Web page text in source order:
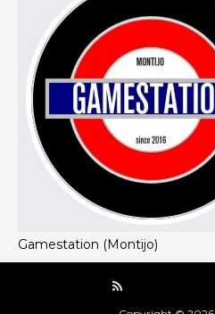
Gamestation (Montijo)